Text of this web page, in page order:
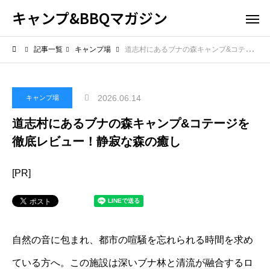
キャンプ&BBQマガジン
記事一覧 キャンプ場 道志村にあるブナの森キャンプ&コテージを徹底レビュー！静寂な森の癒し
キャンプ場 2026.06.14
道志村にあるブナの森キャンプ&コテージを
徹底レビュー！静寂な森の癒し
[PR]
自然の音に包まれ、都市の喧騒を忘れられる時間を求め
ている方へ。この施設は深いブナ林と清流が融合するロ